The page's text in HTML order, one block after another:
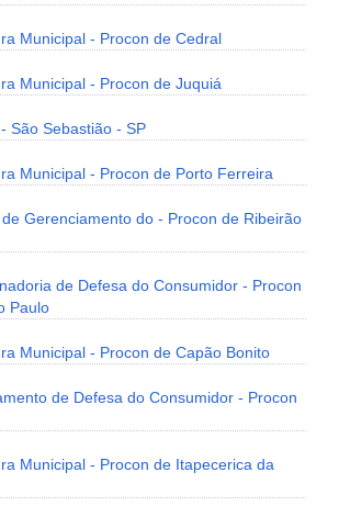
Municipal - Procon de Cedral
Municipal - Procon de Juquiá
São Sebastião - SP
Municipal - Procon de Porto Ferreira
Gerenciamento do - Procon de Ribeirão
de Defesa do Consumidor - Procon
Paulo
Municipal - Procon de Capão Bonito
de Defesa do Consumidor - Procon
Municipal - Procon de Itapecerica da